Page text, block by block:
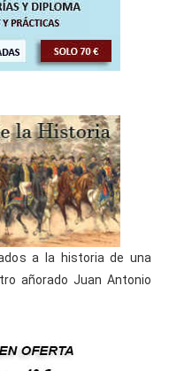
a la historia de una
añorado Juan Antonio